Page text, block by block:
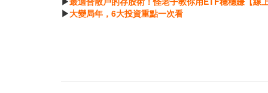
▶大變局年，6大投資重點一次看